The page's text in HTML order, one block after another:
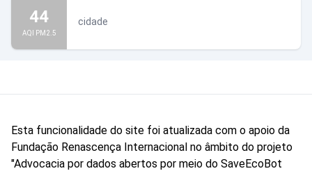
44
AQI PM2.5
cidade
Esta funcionalidade do site foi atualizada com o apoio da
Fundação Renascença Internacional no âmbito do projeto
"Advocacia por dados abertos por meio do SaveEcoBot